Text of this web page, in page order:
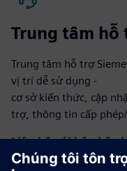
Trung tâm hỗ
Trung tâm hỗ trợ
vị trí dễ sử dụng -
cơ sở kiến thức, cập
trợ, thông tin cấp
Liên hệ với bộ phận